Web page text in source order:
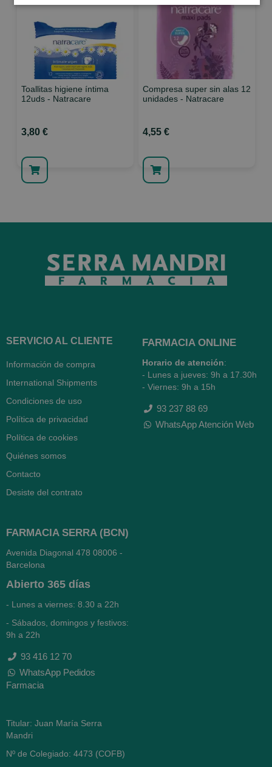
Toallitas higiene íntima
12uds - Natracare
3,80 €
Compresa super sin alas 12
unidades - Natracare
4,55 €
SERVICIO AL CLIENTE
Información de compra
International Shipments
Condiciones de uso
Política de privacidad
Política de cookies
Quiénes somos
Contacto
Desiste del contrato
FARMACIA ONLINE
Horario de atención:
- Lunes a jueves: 9h a 17.30h
- Viernes: 9h a 15h
93 237 88 69
WhatsApp Atención Web
FARMACIA SERRA (BCN)
Avenida Diagonal 478 08006 -
Barcelona
Abierto 365 días
- Lunes a viernes: 8.30 a 22h
- Sábados, domingos y festivos:
9h a 22h
93 416 12 70
WhatsApp Pedidos
Farmacia
Titular: Juan María Serra
Mandri
Nº de Colegiado: 4473 (COFB)